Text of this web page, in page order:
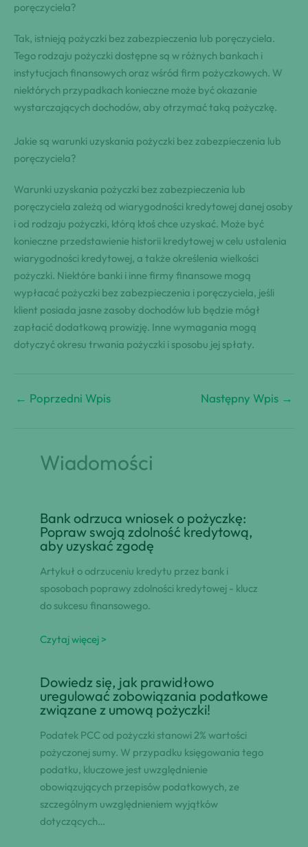
poręczyciela?
Tak, istnieją pożyczki bez zabezpieczenia lub poręczyciela.
Tego rodzaju pożyczki dostępne są w różnych bankach i
instytucjach finansowych oraz wśród firm pożyczkowych. W
niektórych przypadkach konieczne może być okazanie
wystarczających dochodów, aby otrzymać taką pożyczkę.
Jakie są warunki uzyskania pożyczki bez zabezpieczenia lub
poręczyciela?
Warunki uzyskania pożyczki bez zabezpieczenia lub
poręczyciela zależą od wiarygodności kredytowej danej osoby
i od rodzaju pożyczki, którą ktoś chce uzyskać. Może być
konieczne przedstawienie historii kredytowej w celu ustalenia
wiarygodności kredytowej, a także określenia wielkości
pożyczki. Niektóre banki i inne firmy finansowe mogą
wypłacać pożyczki bez zabezpieczenia i poręczyciela, jeśli
klient posiada jasne zasoby dochodów lub będzie mógł
zapłacić dodatkową prowizję. Inne wymagania mogą
dotyczyć okresu trwania pożyczki i sposobu jej spłaty.
← Poprzedni Wpis Następny Wpis →
Wiadomości
Bank odrzuca wniosek o pożyczkę:
Popraw swoją zdolność kredytową,
aby uzyskać zgodę
Artykuł o odrzuceniu kredytu przez bank i
sposobach poprawy zdolności kredytowej - klucz
do sukcesu finansowego.
Czytaj więcej >
Dowiedz się, jak prawidłowo
uregulować zobowiązania podatkowe
związane z umową pożyczki!
Podatek PCC od pożyczki stanowi 2% wartości
pożyczonej sumy. W przypadku księgowania tego
podatku, kluczowe jest uwzględnienie
obowiązujących przepisów podatkowych, ze
szczególnym uwzględnieniem wyjątków
dotyczących…